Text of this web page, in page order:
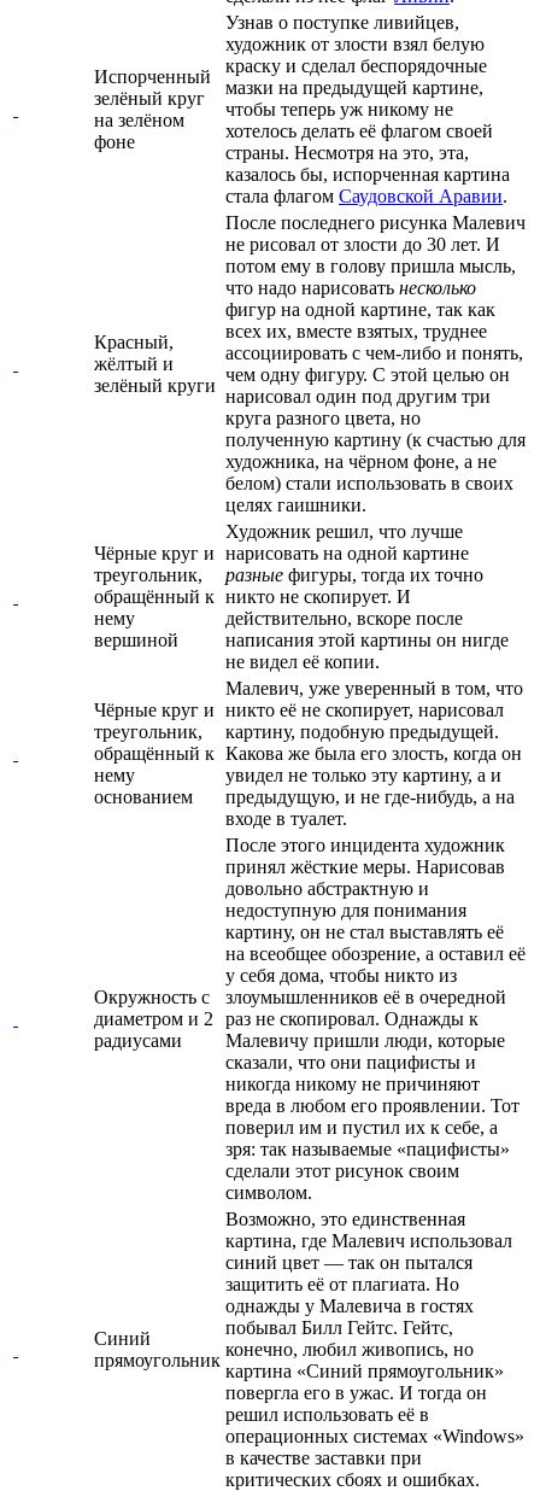
Испорченный
зелёный круг
на зелёном
фоне
Узнав о поступке ливийцев,
художник от злости взял белую
краску и сделал беспорядочные
мазки на предыдущей картине,
чтобы теперь уж никому не
хотелось делать её флагом своей
страны. Несмотря на это, эта,
казалось бы, испорченная картина
стала флагом Саудовской Аравии.
Красный,
жёлтый и
зелёный круги
После последнего рисунка Малевич
не рисовал от злости до 30 лет. И
потом ему в голову пришла мысль,
что надо нарисовать несколько
фигур на одной картине, так как
всех их, вместе взятых, труднее
ассоциировать с чем-либо и понять,
чем одну фигуру. С этой целью он
нарисовал один под другим три
круга разного цвета, но
полученную картину (к счастью для
художника, на чёрном фоне, а не
белом) стали использовать в своих
целях гаишники.
Чёрные круг и
треугольник,
обращённый к
нему
вершиной
Художник решил, что лучше
нарисовать на одной картине
разные фигуры, тогда их точно
никто не скопирует. И
действительно, вскоре после
написания этой картины он нигде
не видел её копии.
Чёрные круг и
треугольник,
обращённый к
нему
основанием
Малевич, уже уверенный в том, что
никто её не скопирует, нарисовал
картину, подобную предыдущей.
Какова же была его злость, когда он
увидел не только эту картину, а и
предыдущую, и не где-нибудь, а на
входе в туалет.
Окружность с
диаметром и 2
радиусами
После этого инцидента художник
принял жёсткие меры. Нарисовав
довольно абстрактную и
недоступную для понимания
картину, он не стал выставлять её
на всеобщее обозрение, а оставил её
у себя дома, чтобы никто из
злоумышленников её в очередной
раз не скопировал. Однажды к
Малевичу пришли люди, которые
сказали, что они пацифисты и
никогда никому не причиняют
вреда в любом его проявлении. Тот
поверил им и пустил их к себе, а
зря: так называемые «пацифисты»
сделали этот рисунок своим
символом.
Синий
прямоугольник
Возможно, это единственная
картина, где Малевич использовал
синий цвет — так он пытался
защитить её от плагиата. Но
однажды у Малевича в гостях
побывал Билл Гейтс. Гейтс,
конечно, любил живопись, но
картина «Синий прямоугольник»
повергла его в ужас. И тогда он
решил использовать её в
операционных системах «Windows»
в качестве заставки при
критических сбоях и ошибках.